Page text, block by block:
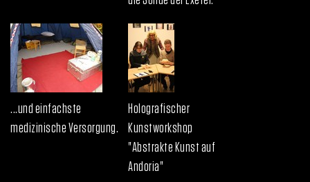
...und einfachste
medizinische Versorgung.
Holografischer
Kunstworkshop
"Abstrakte Kunst auf
Andoria"